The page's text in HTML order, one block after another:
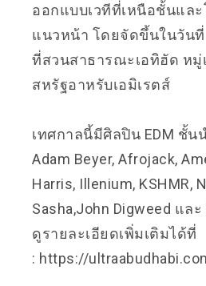
ออกแบบเวทีที่เหนือชั้นแล
แนวหน้า โดยจัดขึ้นในวัน
ที่สวนสาธารณะเอทิฮัด หมู่
สหรัฐอาหรับเอมิเรตส์
เทศกาลนี้มีศิลปิน EDM ชั้น
Adam Beyer, Afrojack,
Harris, Illenium, KSHMR,
Sasha,John Digweed และ
ดูรายละเอียดเพิ่มเติมได้ที่
: https://